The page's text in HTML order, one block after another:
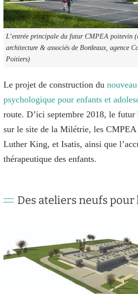
L’entrée principale du futur CMPEA poitevin
architecture & associés de Bordeaux, agence
Poitiers)
Le projet de construction du
psychologique pour enfants et
route. D’ici septembre 2018, le futur
sur le site de la Milétrie, les
Luther King, et Isatis, ainsi que
thérapeutique des enfants.
Des ateliers neufs pour